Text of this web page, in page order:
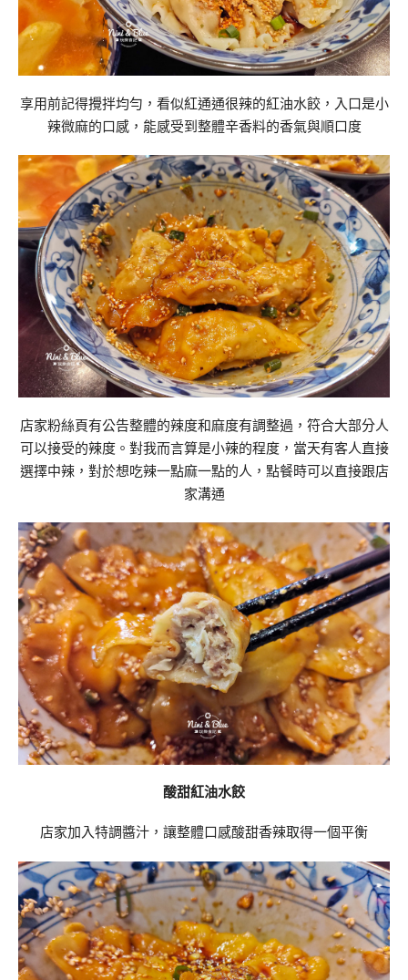
享用前記得攪拌均勻，看似紅通通很辣的紅油水餃，入口是小
辣微麻的口感，能感受到整體辛香料的香氣與順口度
店家粉絲頁有公告整體的辣度和麻度有調整過，符合大部分人
可以接受的辣度。對我而言算是小辣的程度，當天有客人直接
選擇中辣，對於想吃辣一點麻一點的人，點餐時可以直接跟店
家溝通
酸甜紅油水餃
店家加入特調醬汁，讓整體口感酸甜香辣取得一個平衡